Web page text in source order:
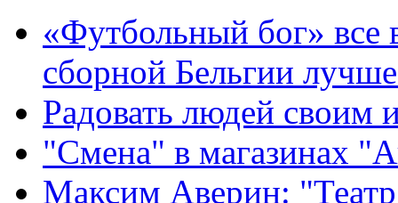
«Футбольный бог» все
сборной Бельгии
Радовать людей своим
"Смена" в магазинах
Максим Аверин: